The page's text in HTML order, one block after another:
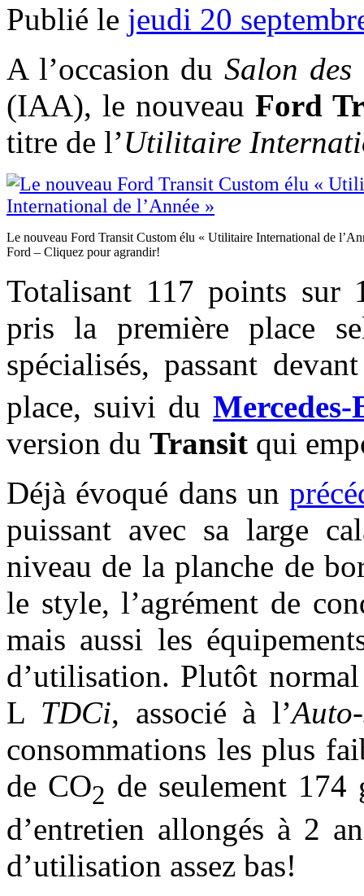
Publié le jeudi 20
A l’occasion du Salon
(IAA), le nouveau Ford
titre de l’Utilitaire
Le nouveau Ford Transit Custom élu « Utilitaire International de
Ford – Cliquez pour agrandir!
Totalisant 117 points
pris la première place
spécialisés, passant
place, suivi du
version du Transit qui
Déjà évoqué dans un
puissant avec sa large
niveau de la planche de
le style, l’agrément de
mais aussi les
d’utilisation. Plutôt
L TDCi, associé à l’
consommations les plus
de CO2 de seulement
d’entretien allongés à 2
d’utilisation assez bas!